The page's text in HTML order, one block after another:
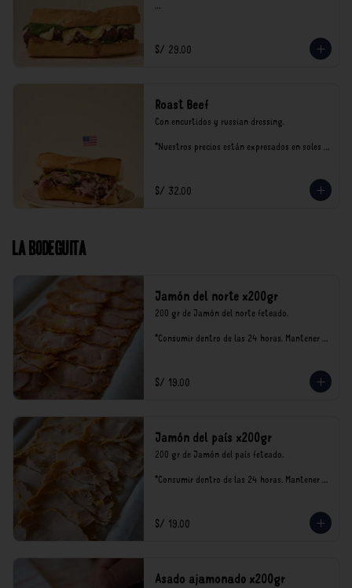
consumo.
S/ 29.00
Roast Beef
Con encurtidos y russian dressing.
*Nuestros precios están expresados en soles e
S/ 32.00
La Bodeguita
Jamón del norte x200gr
200 gr de Jamón del norte feteado.
*Consumir dentro de las 24 horas. Mantener
incluyen impuestos de ley y recargo al
consumo.
S/ 19.00
Jamón del país x200gr
200 gr de Jamón del país feteado.
*Consumir dentro de las 24 horas. Mantener
incluyen impuestos de ley y recargo al
consumo.
S/ 19.00
Asado ajamonado x200gr